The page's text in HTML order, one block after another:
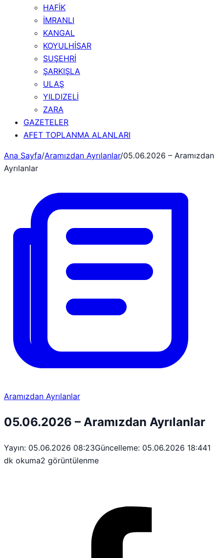
HAFİK
İMRANLI
KANGAL
KOYULHİSAR
SUŞEHRİ
ŞARKIŞLA
ULAŞ
YILDIZELİ
ZARA
GAZETELER
AFET TOPLANMA ALANLARI
Ana Sayfa/Aramızdan Ayrılanlar/05.06.2026 – Aramızdan
Ayrılanlar
Aramızdan Ayrılanlar
05.06.2026 – Aramızdan Ayrılanlar
Yayın: 05.06.2026 08:23Güncelleme: 05.06.2026 18:441
dk okuma2 görüntülenme